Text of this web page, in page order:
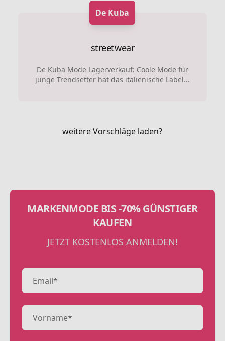
De Kuba
streetwear
De Kuba Mode Lagerverkauf: Coole Mode für
junge Trendsetter hat das italienische Label...
weitere Vorschläge laden?
MARKENMODE BIS -70% GÜNSTIGER
KAUFEN
JETZT KOSTENLOS ANMELDEN!